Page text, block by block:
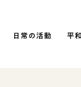
日常の活動 平